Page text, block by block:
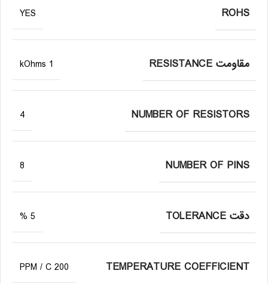
ROHS
YES
مقاومت RESISTANCE 1 kOhms
NUMBER OF RESISTORS
4
NUMBER OF PINS
8
دقت TOLERANCE 5 %
TEMPERATURE COEFFICIENT
200 PPM / C